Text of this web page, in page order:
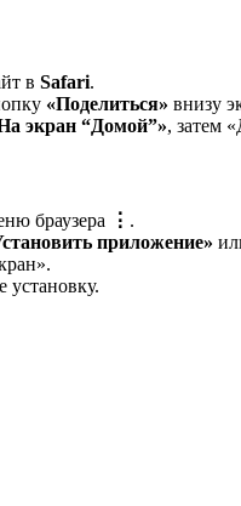
в Safari.
«Поделиться» внизу
экран “Домой”», затем
браузера ⋮ .
приложение»
установку.